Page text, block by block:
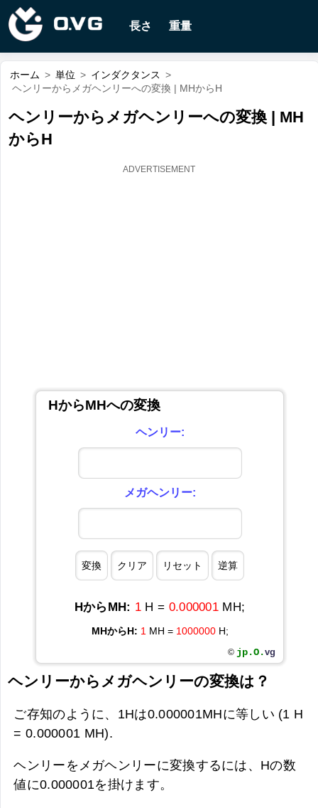
長さ 重量
ホーム > 単位 > インダクタンス >
ヘンリーからメガヘンリーへの変換 | MHからH
ヘンリーからメガヘンリーへの変換 | MH
からH
HからMHへの変換
ヘンリー:
メガヘンリー:
HからMH: 1 H = 0.000001 MH;
MHからH: 1MH = 1000000H;
© jp.O.vg
ヘンリーからメガヘンリーの変換は？
ご存知のように、1Hは0.000001MHに等しい (1 H
= 0.000001 MH).
ヘンリーをメガヘンリーに変換するには、Hの数
値に0.000001を掛けます。